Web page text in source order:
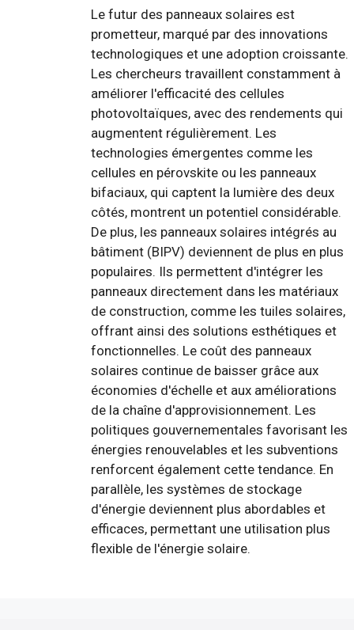
Le futur des panneaux solaires est
prometteur, marqué par des innovations
technologiques et une adoption croissante.
Les chercheurs travaillent constamment à
améliorer l'efficacité des cellules
photovoltaïques, avec des rendements qui
augmentent régulièrement. Les
technologies émergentes comme les
cellules en pérovskite ou les panneaux
bifaciaux, qui captent la lumière des deux
côtés, montrent un potentiel considérable.
De plus, les panneaux solaires intégrés au
bâtiment (BIPV) deviennent de plus en plus
populaires. Ils permettent d'intégrer les
panneaux directement dans les matériaux
de construction, comme les tuiles solaires,
offrant ainsi des solutions esthétiques et
fonctionnelles. Le coût des panneaux
solaires continue de baisser grâce aux
économies d'échelle et aux améliorations
de la chaîne d'approvisionnement. Les
politiques gouvernementales favorisant les
énergies renouvelables et les subventions
renforcent également cette tendance. En
parallèle, les systèmes de stockage
d'énergie deviennent plus abordables et
efficaces, permettant une utilisation plus
flexible de l'énergie solaire.